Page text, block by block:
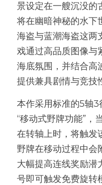
景设定在一艘沉没的
将在幽暗神秘的水下
海盗与蓝潮海盗这两
戏通过高品质图像与
海底氛围，并结合高
提供兼具剧情与竞技
本作采用标准的5轴
“移动式野牌功能”，
在转轴上时，将触发
野牌在移动过程中会
大幅提高连线奖励潜
号即可触发免费旋转